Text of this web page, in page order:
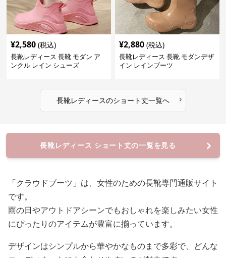
¥2,580 (税込)
長靴レディース 長靴 モダン ア
ンクル レイン シューズ
¥2,880 (税込)
長靴レディース 長靴 モダンデザ
イン レインブーツ
長靴レディースのショート丈一覧へ ›
長靴レディース ショート丈の一覧を見る
「クラウドブーツ」は、女性のための長靴専門通販サイト
です。
雨の日やアウトドアシーンでもおしゃれを楽しみたい女性
にぴったりのアイテムが豊富に揃っています。
デザインはシンプルから華やかなものまで多彩で、どんな